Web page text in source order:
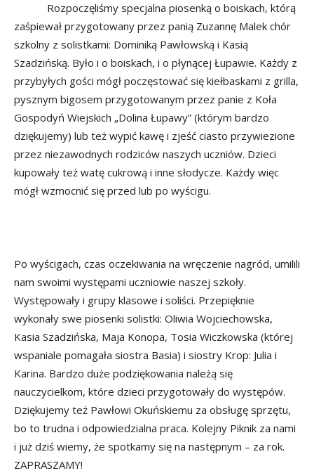
Rozpoczęliśmy specjalna piosenką o boiskach, którą
zaśpiewał przygotowany przez panią Zuzannę Malek chór
szkolny z solistkami: Dominiką Pawłowską i Kasią
Szadzińską. Było i o boiskach, i o płynącej Łupawie. Każdy z
przybyłych gości mógł poczęstować się kiełbaskami z grilla,
pysznym bigosem przygotowanym przez panie z Koła
Gospodyń Wiejskich „Dolina Łupawy” (którym bardzo
dziękujemy) lub też wypić kawę i zjeść ciasto przywiezione
przez niezawodnych rodziców naszych uczniów. Dzieci
kupowały też watę cukrową i inne słodycze. Każdy więc
mógł wzmocnić się przed lub po wyścigu.
Po wyścigach, czas oczekiwania na wręczenie nagród, umilili
nam swoimi występami uczniowie naszej szkoły.
Występowały i grupy klasowe i soliści. Przepięknie
wykonały swe piosenki solistki: Oliwia Wojciechowska,
Kasia Szadzińska, Maja Konopa, Tosia Wiczkowska (której
wspaniale pomagała siostra Basia) i siostry Krop: Julia i
Karina. Bardzo duże podziękowania należą się
nauczycielkom, które dzieci przygotowały do występów.
Dziękujemy też Pawłowi Okuńskiemu za obsługę sprzętu,
bo to trudna i odpowiedzialna praca. Kolejny Piknik za nami
i już dziś wiemy, że spotkamy się na następnym – za rok.
ZAPRASZAMY!